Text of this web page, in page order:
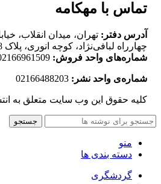
تماس با مهکامه
آدرس دفتر: تهران، میدان انقلاب،
چهارراه لبافی‌نژاد، کوچه انوری، پلاک 8، طبقه دوم
شماره‌های واحد فروش: 02166961509 و
شماره‌‌ی واحد نشر:
کلیه حقوق این وب سایت متعلق به
جستجو
منو
دسته بندی ها
گردشگری